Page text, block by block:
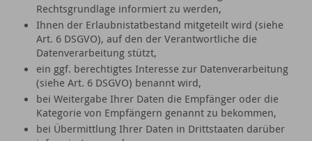
Rechtsgrundlage informiert zu werden,
Ihnen der Erlaubnistatbestand mitgeteilt wird (siehe
Art. 6 DSGVO), auf den der Verantwortliche die
Datenverarbeitung stützt,
ein ggf. berechtigtes Interesse zur Datenverarbeitung
(siehe Art. 6 DSGVO) benannt wird,
bei Weitergabe Ihrer Daten die Empfänger oder die
Kategorie von Empfängern genannt zu bekommen,
bei Übermittlung Ihrer Daten in Drittstaaten darüber